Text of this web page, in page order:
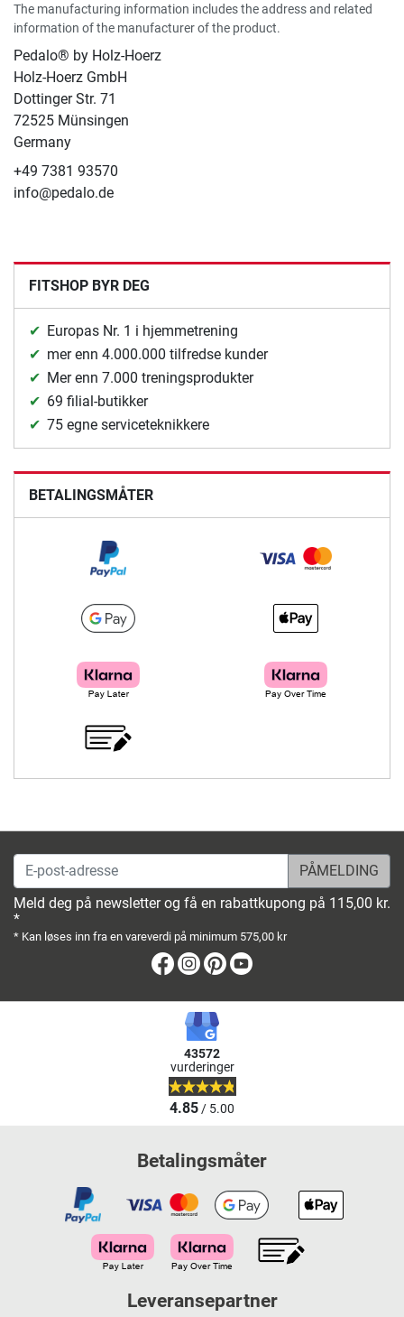
The manufacturing information includes the address and related
information of the manufacturer of the product.
Pedalo® by Holz-Hoerz
Holz-Hoerz GmbH
Dottinger Str. 71
72525 Münsingen
Germany
+49 7381 93570
info@pedalo.de
FITSHOP BYR DEG
Europas Nr. 1 i hjemmetrening
mer enn 4.000.000 tilfredse kunder
Mer enn 7.000 treningsprodukter
69 filial-butikker
75 egne serviceteknikkere
BETALINGSMÅTER
E-post-adresse
Meld deg på newsletter og få en rabattkupong på 115,00 kr.
*
* Kan løses inn fra en vareverdi på minimum 575,00 kr
Facebook
Instagram
Pinterest
43572
vurderinger
4.85/ 5.00
Betalingsmåter
Leveransepartner